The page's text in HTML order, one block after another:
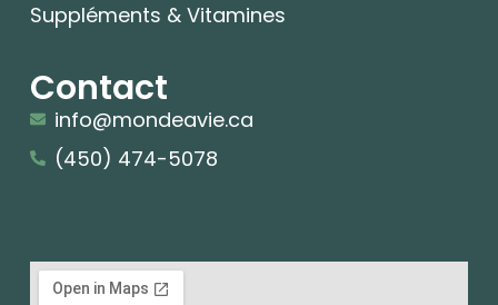
Suppléments & Vitamines
Contact
info@mondeavie.ca
(450) 474-5078